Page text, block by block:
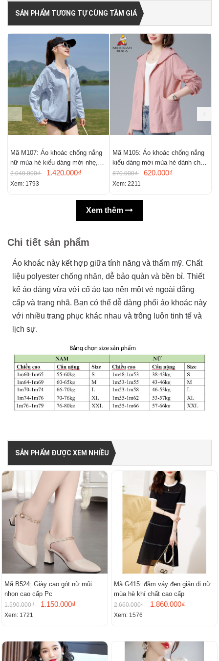
SẢN PHẨM TƯƠNG TỰ CÙNG TẦM GIÁ
Mã M107: Áo khoác chống nắng
nữ mùa hè kiểu dáng mới nhẹ,
thoáng khí,
2.040.000₫ 1.420.000₫
Xem: 1793
Mã M105: Áo khoác chống nắng
kiểu dáng mới mùa hè dành cho
nữ
870.000₫ 620.000₫
Xem: 2211
Xem thêm
Chi tiết sản phẩm
Áo khoác này kết hợp giữa tính năng và thẩm mỹ. Chất
liệu polyester chống nhăn, dễ bảo quản và bền bỉ. Thiết
kế áo dáng vừa với cổ áo tạo nên một vẻ ngoài đẳng
cấp và trang nhã. Bạn có thể dễ dàng phối áo khoác này
với nhiều trang phục khác nhau và trông luôn tinh tế và
lịch sự.
SẢN PHẨM ĐƯỢC XEM NHIỀU
Mã B524: Giày cao gót nữ mũi
nhọn cao cấp Pc
1.590.000₫ 1.150.000₫
Xem: 1721
Mã G415: đầm váy đen giản dị nữ
mùa hè khí chất cao cấp
2.660.000₫ 1.860.000₫
Xem: 1576